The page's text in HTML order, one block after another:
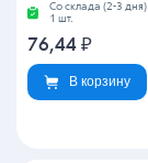
Со склада (2-3 дня)
1 шт.
76,44 ₽
В корзину